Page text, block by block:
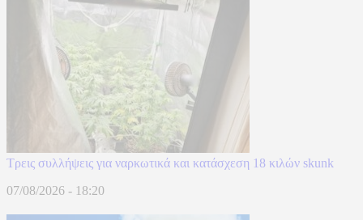
Τρεις συλλήψεις για ναρκωτικά και κατάσχεση 18 κιλών skunk
07/08/2026 - 18:20